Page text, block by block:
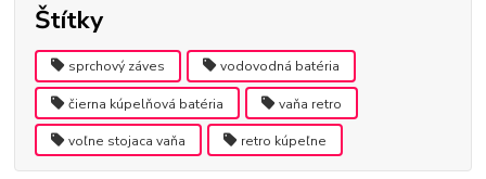
Štítky
sprchový záves vodovodná batéria
čierna kúpelňová batéria vaňa retro
voľne stojaca vaňa retro kúpeľne